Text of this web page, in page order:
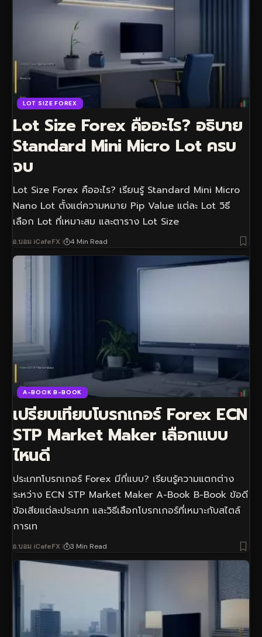
LOT SIZE FOREX
Lot Size Forex คืออะไร? อธิบาย
Standard Mini Micro Lot ครบ
จบ
Lot Size Forex คืออะไร? เรียนรู้ Standard Mini Micro
Nano Lot ตั้งแต่ความหมาย Pip Value แต่ละ Lot วิธี
เลือก Lot ที่เหมาะสม และตาราง Lot Size
อ.บอม iCafeFX 4 Min Read
A-BOOK B-BOOK
เปรียบเทียบโบรกเกอร์ Forex ECN
STP Market Maker เลือกแบบ
ไหนดี
ประเภทโบรกเกอร์ Forex มีกี่แบบ? เรียนรู้ความแตกต่าง
ระหว่าง ECN STP Market Maker A-Book B-Book ข้อดี
ข้อเสียแต่ละประเภท และวิธีเลือกโบรกเกอร์ที่เหมาะกับสไตล์
การเท
อ.บอม iCafeFX 3 Min Read